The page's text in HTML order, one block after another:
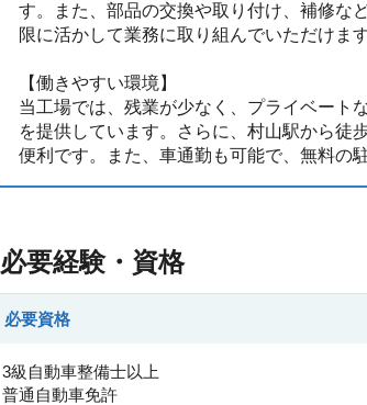
す。また、部品の交換や取り付け、補修な
限に活かして業務に取り組んでいただけます
【働きやすい環境】
当工場では、残業が少なく、プライベート
を提供しています。さらに、村山駅から徒
便利です。また、車通勤も可能で、無料の
必要経験・資格
必要資格
3級自動車整備士以上
普通自動車免許